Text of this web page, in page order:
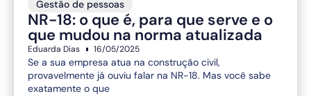
Gestão de pessoas
NR-18: o que é, para que serve e o
que mudou na norma atualizada
Eduarda Dias 16/05/2025
Se a sua empresa atua na construção civil,
provavelmente já ouviu falar na NR-18. Mas você sabe
exatamente o que